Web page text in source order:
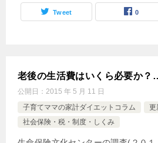
Tweet 0
老後の生活費はいくら必要か
公開日： 2015 年 5 月 11 日
子育てママの家計ダイエットコラム
更
社会保険・税・制度・しくみ